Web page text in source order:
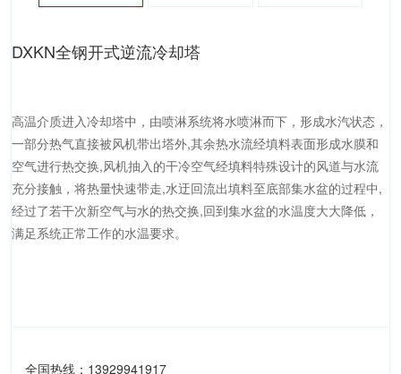
DXKN全钢开式逆流冷却塔
高温介质进入冷却塔中，由喷淋系统将水喷淋而下，形成水汽状态，
一部分热气直接被风机带出塔外,其余热水流经填料表面形成水膜和
空气进行热交换,风机抽入的干冷空气经填料特殊设计的风道与水流
充分接触，将热量快速带走,水迂回流出填料至底部集水盆的过程中,
经过了若干次新空气与水的热交换,回到集水盆的水温度大大降低，
满足系统正常工作的水温要求。
全国热线：13929941917